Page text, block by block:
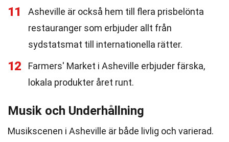
11
Asheville är också hem till flera prisbelönta
restauranger som erbjuder allt från
sydstatsmat till internationella rätter.
12
Farmers' Market i Asheville erbjuder färska,
lokala produkter året runt.
Musik och Underhållning
Musikscenen i Asheville är både livlig och varierad.